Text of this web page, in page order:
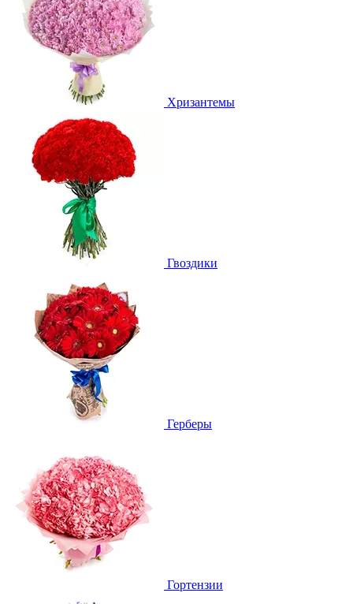
Хризантемы
Гвоздики
Герберы
Гортензии